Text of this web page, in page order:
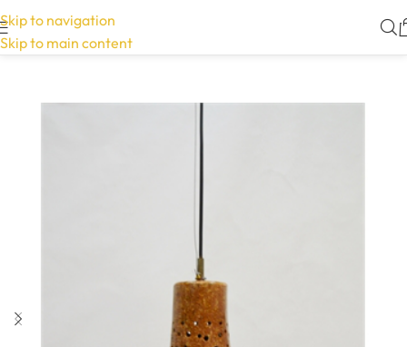
Skip to navigation
Skip to main content